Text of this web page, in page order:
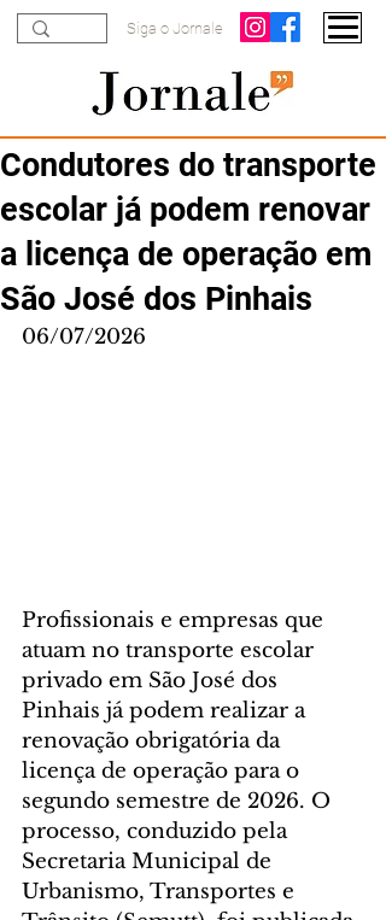
Siga o Jornale
Condutores do transporte
escolar já podem renovar
a licença de operação em
São José dos Pinhais
06/07/2026
Profissionais e empresas que
atuam no transporte escolar
privado em São José dos
Pinhais já podem realizar a
renovação obrigatória da
licença de operação para o
segundo semestre de 2026. O
processo, conduzido pela
Secretaria Municipal de
Urbanismo, Transportes e